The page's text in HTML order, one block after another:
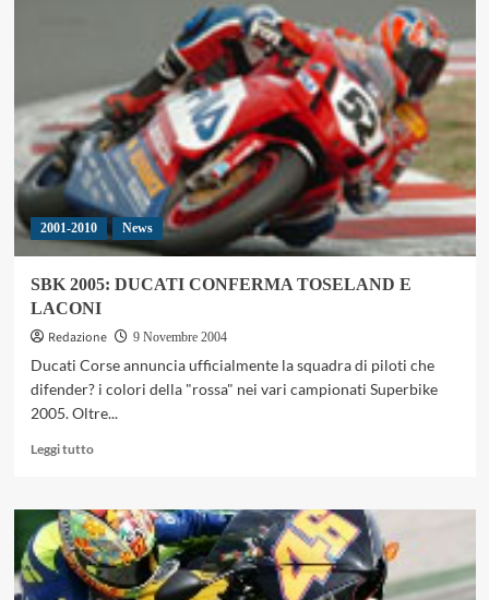
2001-2010 News
SBK 2005: DUCATI CONFERMA TOSELAND E
LACONI
Redazione
9 Novembre 2004
Ducati Corse annuncia ufficialmente la squadra di piloti che
difender? i colori della "rossa" nei vari campionati Superbike
2005. Oltre...
Leggi tuttoLeggi
su
SBK
2005:
DUCATI
CONFERMA